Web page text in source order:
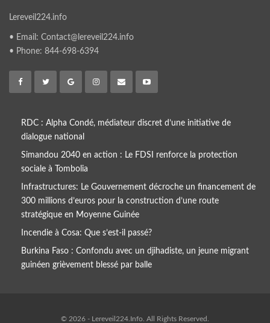
Lereveil224.info
• Email: Contact@lereveil224.info
• Phone: 844-698-6394
RDC : Alpha Condé, médiateur discret d’une initiative de
dialogue national
Simandou 2040 en action : Le FDSI renforce la protection
sociale à Tombolia
Infrastructures: Le Gouvernement décroche un financement de
300 millions d’euros pour la construction d’une route
stratégique en Moyenne Guinée
Incendie à Cosa: Que s’est-il passé?
Burkina Faso : Confondu avec un djihadiste, un jeune migrant
guinéen grièvement blessé par balle
© 2026 - Lereveil224.Info. All Rights Reserved.